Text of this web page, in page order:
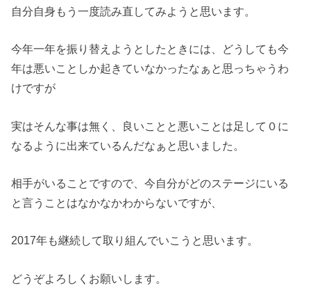
自分自身もう一度読み直してみようと思います。
今年一年を振り替えようとしたときには、どうしても今
年は悪いことしか起きていなかったなぁと思っちゃうわ
けですが
実はそんな事は無く、良いことと悪いことは足して０に
なるように出来ているんだなぁと思いました。
相手がいることですので、今自分がどのステージにいる
と言うことはなかなかわからないですが、
2017年も継続して取り組んでいこうと思います。
どうぞよろしくお願いします。